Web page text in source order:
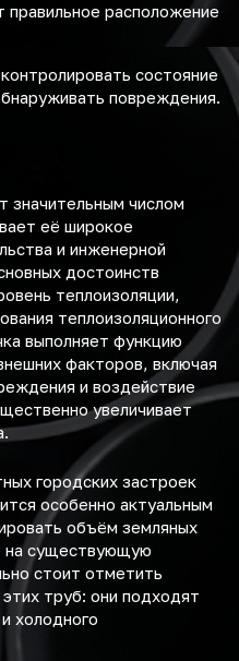
расположение
состояние
повреждения.
значительным числом
её широкое
и инженерной
достоинств
теплоизоляции,
теплоизоляционного
выполняет функцию
факторов, включая
и воздействие
увеличивает
городских застроек
особенно актуальным
объём земляных
на существующую
стоит отметить
труб: они подходят
холодного